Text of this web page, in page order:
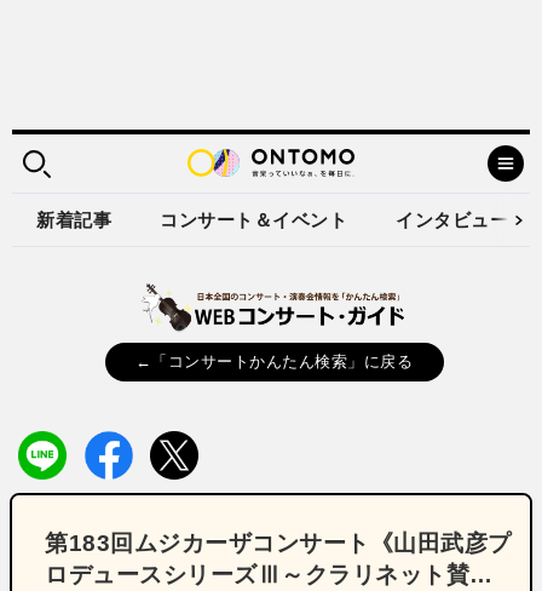
新着記事 コンサート＆イベント インタビュー
←「コンサートかんたん検索」に戻る
第183回ムジカーザコンサート《山田武彦プ
ロデュースシリーズⅢ～クラリネット賛…